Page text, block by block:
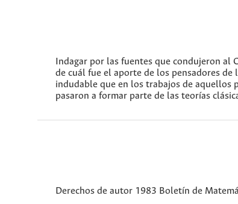
Indagar por las fuentes que condujeron
de cuál fue el aporte de los pensadores
indudable que en los trabajos de aquellos
pasaron a formar parte de las teorías
Derechos de autor 1983 Boletín de